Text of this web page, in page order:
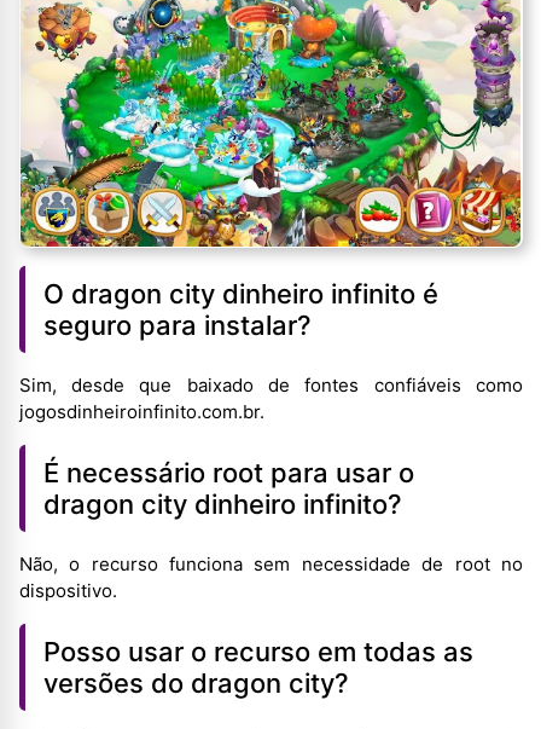
O dragon city dinheiro infinito é
seguro para instalar?
Sim, desde que baixado de fontes confiáveis como
jogosdinheiroinfinito.com.br.
É necessário root para usar o
dragon city dinheiro infinito?
Não, o recurso funciona sem necessidade de root no
dispositivo.
Posso usar o recurso em todas as
versões do dragon city?